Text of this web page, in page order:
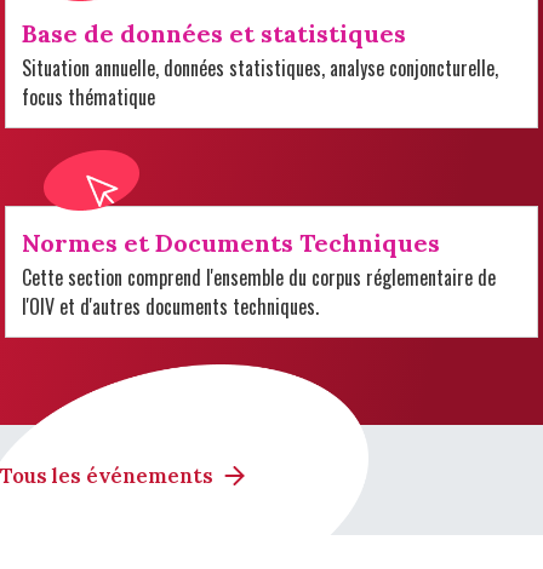
Base de données et statistiques
Situation annuelle, données statistiques, analyse conjoncturelle,
focus thématique
Normes et Documents Techniques
Cette section comprend l'ensemble du corpus réglementaire de
l'OIV et d'autres documents techniques.
Tous les événements